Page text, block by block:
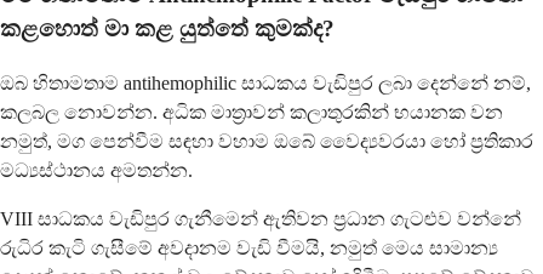
කළහොත් මා කළ යුත්තේ කුමක්ද?
ඔබ හිතාමතාම antihemophilic සාධකය වැඩිපුර ලබා දෙන්නේ නම්,
කලබල නොවන්න. අධික මාත්‍රාවන් කලාතුරකින් භයානක වන
නමුත්, මග පෙන්වීම සඳහා වහාම ඔබේ වෛද්‍යවරයා හෝ ප්‍රතිකාර
මධ්‍යස්ථානය අමතන්න.
VIII සාධකය වැඩිපුර ගැනීමෙන් ඇතිවන ප්‍රධාන ගැටළුව වන්නේ
රුධිර කැටි ගැසීමේ අවදානම වැඩි වීමයි, නමුත් මෙය සාමාන්‍ය